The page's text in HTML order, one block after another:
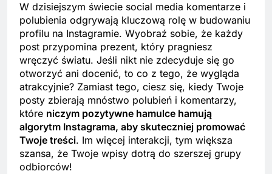
W dzisiejszym świecie social media komentarze i
polubienia odgrywają kluczową rolę w budowaniu
profilu na Instagramie. Wyobraź sobie, że każdy
post przypomina prezent, który pragniesz
wręczyć światu. Jeśli nikt nie zdecyduje się go
otworzyć ani docenić, to co z tego, że wygląda
atrakcyjnie? Zamiast tego, ciesz się, kiedy Twoje
posty zbierają mnóstwo polubień i komentarzy,
które niczym pozytywne hamulce hamują
algorytm Instagrama, aby skuteczniej promować
Twoje treści. Im więcej interakcji, tym większa
szansa, że Twoje wpisy dotrą do szerszej grupy
odbiorców!